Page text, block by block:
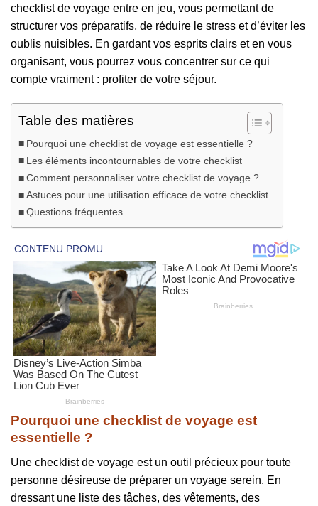
checklist de voyage entre en jeu, vous permettant de
structurer vos préparatifs, de réduire le stress et d’éviter les
oublis nuisibles. En gardant vos esprits clairs et en vous
organisant, vous pourrez vous concentrer sur ce qui
compte vraiment : profiter de votre séjour.
Table des matières
Pourquoi une checklist de voyage est essentielle ?
Les éléments incontournables de votre checklist
Comment personnaliser votre checklist de voyage ?
Astuces pour une utilisation efficace de votre checklist
Questions fréquentes
Pourquoi une checklist de voyage est
essentielle ?
Une checklist de voyage est un outil précieux pour toute
personne désireuse de préparer un voyage serein. En
dressant une liste des tâches, des vêtements, des